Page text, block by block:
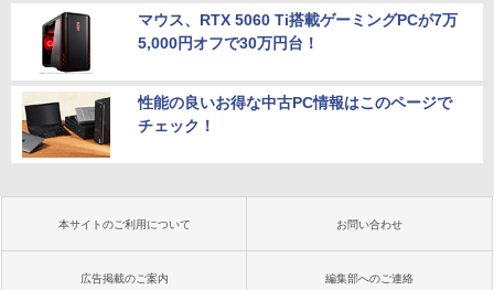
マウス、RTX 5060 Ti搭載ゲーミングPCが7万
5,000円オフで30万円台！
性能の良いお得な中古PC情報はこのページで
チェック！
本サイトのご利用について お問い合わせ
広告掲載のご案内 編集部へのご連絡